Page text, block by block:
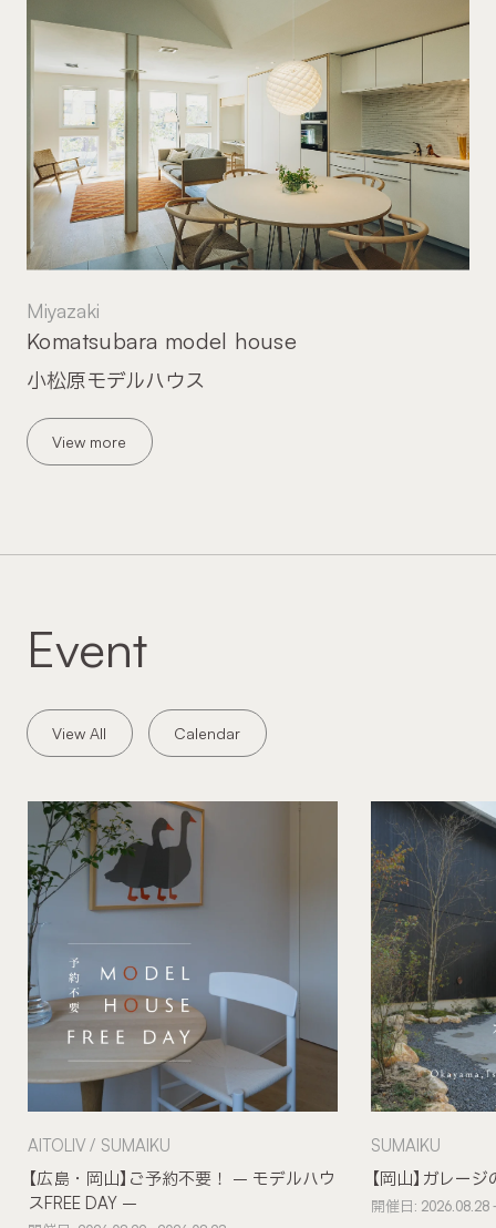
Miyazaki
小松原モデルハウス
Komatsubara model house
View more
Event
View All Calendar
【広島・岡山】ご予約不要！ – モデルハウ
スFREE DAY –
AITOLIV SUMAIKU
【岡山】ガレー
SUMAIKU
開催日: 2026.08.28